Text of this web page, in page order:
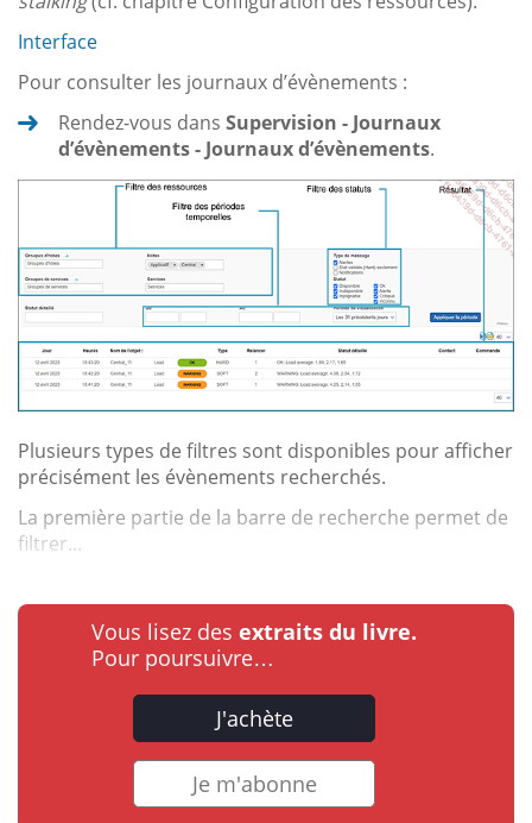
Interface
Pour consulter les journaux d’évènements :
Rendez-vous dans Supervision - Journaux
d’évènements - Journaux d’évènements.
Plusieurs types de filtres sont disponibles pour afficher
précisément les évènements recherchés.
La première partie de la barre de recherche permet de
filtrer...
Vous lisez des extraits du livre.
Pour poursuivre…
J'achète
Je m'abonne